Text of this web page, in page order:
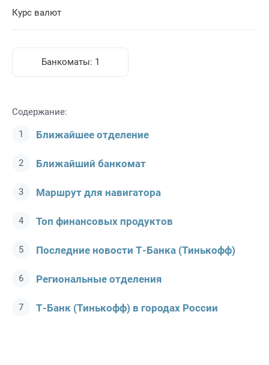
Курс валют
Банкоматы: 1
Содержание:
Ближайшее отделение
Ближайший банкомат
Маршрут для навигатора
Топ финансовых продуктов
Последние новости Т-Банкa (Тинькофф)
Региональные отделения
Т-Банк (Тинькофф) в городах России